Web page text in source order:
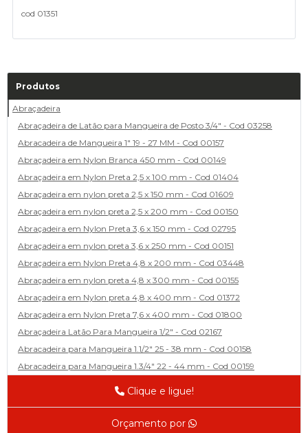
cod 01351
Produtos
Abraçadeira
Abraçadeira de Latão para Mangueira de Posto 3/4" - Cod 03258
Abracadeira de Mangueira 1" 19 - 27 MM - Cod 00157
Abraçadeira em Nylon Branca 450 mm - Cod 00149
Abraçadeira em Nylon Preta 2,5 x 100 mm - Cod 01404
Abraçadeira em nylon preta 2,5 x 150 mm - Cod 01609
Abraçadeira em nylon preta 2,5 x 200 mm - Cod 00150
Abraçadeira em Nylon Preta 3,6 x 150 mm - Cod 02795
Abraçadeira em nylon preta 3,6 x 250 mm - Cod 00151
Abraçadeira em Nylon Preta 4,8 x 200 mm - Cod 03448
Abraçadeira em nylon preta 4,8 x 300 mm - Cod 00155
Abraçadeira em Nylon preta 4,8 x 400 mm - Cod 01372
Abraçadeira em Nylon Preta 7,6 x 400 mm - Cod 01800
Abraçadeira Latão Para Mangueira 1/2" - Cod 02167
Abracadeira para Mangueira 1.1/2" 25 - 38 mm - Cod 00158
Abracadeira para Mangueira 1.3/4" 22 - 44 mm - Cod 00159
Abracadeira para Mangueira 1/2' 14 - 22 - Cod 02585
Abracadeira para Mangueira 2" 44 - 57 - Cod 02471
Clique e ligue!
Orçamento por